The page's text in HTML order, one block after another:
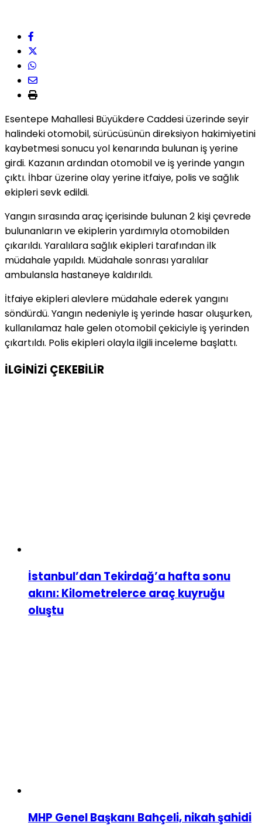
Esentepe Mahallesi Büyükdere Caddesi üzerinde seyir
halindeki otomobil, sürücüsünün direksiyon hakimiyetini
kaybetmesi sonucu yol kenarında bulunan iş yerine
girdi. Kazanın ardından otomobil ve iş yerinde yangın
çıktı. İhbar üzerine olay yerine itfaiye, polis ve sağlık
ekipleri sevk edildi.
Yangın sırasında araç içerisinde bulunan 2 kişi çevrede
bulunanların ve ekiplerin yardımıyla otomobilden
çıkarıldı. Yaralılara sağlık ekipleri tarafından ilk
müdahale yapıldı. Müdahale sonrası yaralılar
ambulansla hastaneye kaldırıldı.
İtfaiye ekipleri alevlere müdahale ederek yangını
söndürdü. Yangın nedeniyle iş yerinde hasar oluşurken,
kullanılamaz hale gelen otomobil çekiciyle iş yerinden
çıkartıldı. Polis ekipleri olayla ilgili inceleme başlattı.
İLGİNİZİ ÇEKEBİLİR
İstanbul’dan Tekirdağ’a hafta sonu
akını: Kilometrelerce araç kuyruğu
oluştu
MHP Genel Başkanı Bahçeli, nikah şahidi